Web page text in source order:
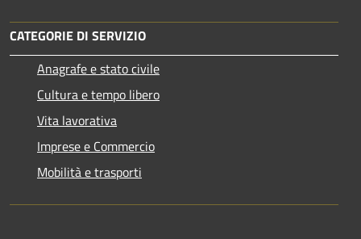
CATEGORIE DI SERVIZIO
Anagrafe e stato civile
Cultura e tempo libero
Vita lavorativa
Imprese e Commercio
Mobilità e trasporti